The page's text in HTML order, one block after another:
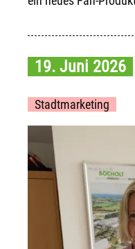
19. Juni 2026
Stadtmarketing